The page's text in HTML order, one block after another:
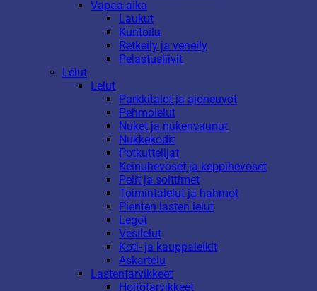
Vapaa-aika
Laukut
Kuntoilu
Retkeily ja veneily
Pelastusliivit
Lelut
Lelut
Parkkitalot ja ajoneuvot
Pehmolelut
Nuket ja nukenvaunut
Nukkekodit
Potkuttelijat
Keinuhevoset ja keppihevoset
Pelit ja soittimet
Toimintalelut ja hahmot
Pienten lasten lelut
Legot
Vesilelut
Koti- ja kauppaleikit
Askartelu
Lastentarvikkeet
Hoitotarvikkeet